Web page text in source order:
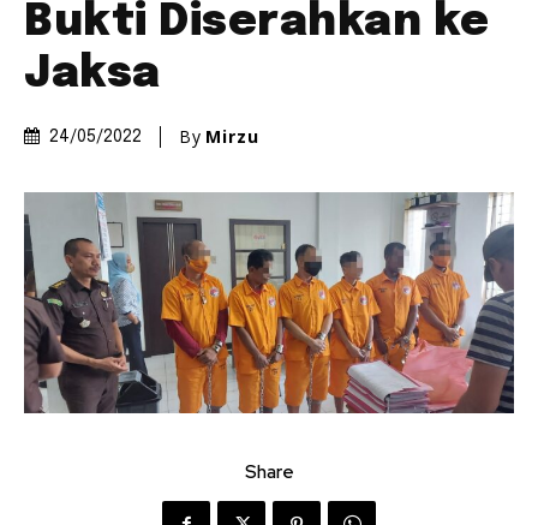
Bukti Diserahkan ke
Jaksa
24/05/2022 By Mirzu
Share